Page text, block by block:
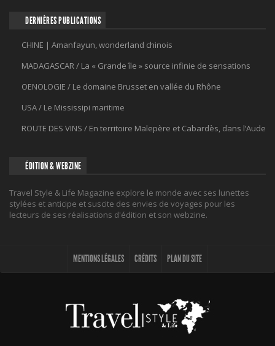
DERNIÈRES PUBLICATIONS
CHINE | Amanfayun, wonderland chinois
MADAGASCAR / La « Grande île » source infinie de sensations
OENOLOGIE / Le domaine Brusset en vallée du Rhône
USA / Le Mississipi maritime
ROUTE DES VINS / En territoire Malepère et Cabardès, dans l’Aude
ÉDITION & WEBZINE
Travel Style & Life Magazine explore le monde avec ses lunettes
stylées et anticipe et suscite des envies de voyages pour les
lecteurs de ses réalisations d'édition et son webzine.
MENTIONS LÉGALES CRÉDITS PLAN DU SITE